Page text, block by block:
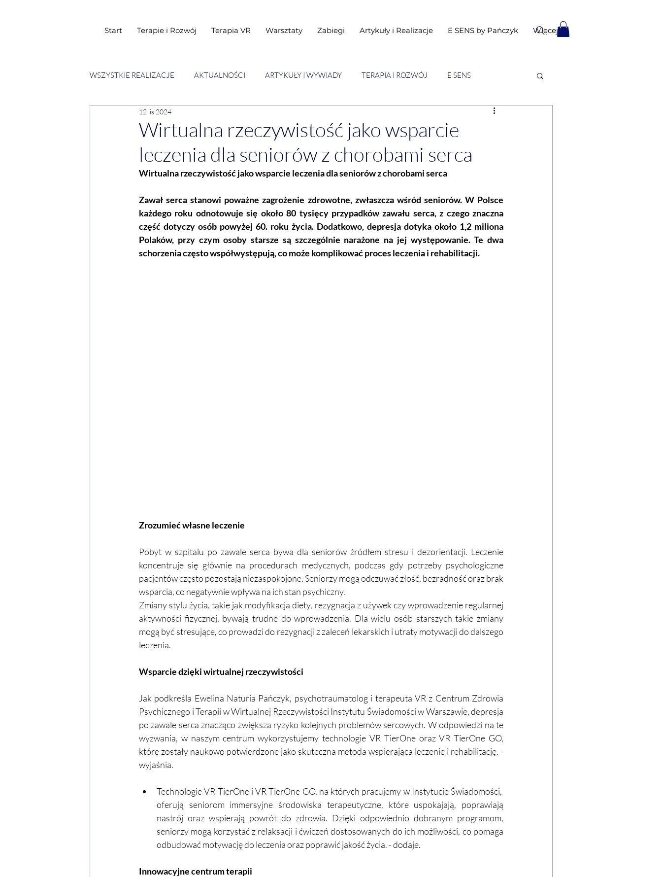
Start Terapie i Rozwój Terapia VR Warsztaty Zabiegi Artykuły i Realizacje E SENS by Pańczyk Więcej
WSZYSTKIE REALIZACJE AKTUALNOŚCI ARTYKUŁY I WYWIADY TERAPIA I ROZWÓJ E SENS
SESJE ESENCJI CHWIL
Wirtualna rzeczywistość jako wsparcie
leczenia dla seniorów z chorobami serca
12 lis 2024
Wirtualna rzeczywistość jako wsparcie leczenia dla seniorów z chorobami serca
Zawał serca stanowi poważne zagrożenie zdrowotne, zwłaszcza wśród seniorów. W Polsce
każdego roku odnotowuje się około 80 tysięcy przypadków zawału serca, z czego znaczna
część dotyczy osób powyżej 60. roku życia. Dodatkowo, depresja dotyka około 1,2 miliona
Polaków, przy czym osoby starsze są szczególnie narażone na jej występowanie. Te dwa
schorzenia często współwystępują, co może komplikować proces leczenia i rehabilitacji.
Zrozumieć własne leczenie
Pobyt w szpitalu po zawale serca bywa dla seniorów źródłem stresu i dezorientacji. Leczenie
koncentruje się głównie na procedurach medycznych, podczas gdy potrzeby psychologiczne
pacjentów często pozostają niezaspokojone. Seniorzy mogą odczuwać złość, bezradność oraz brak
wsparcia, co negatywnie wpływa na ich stan psychiczny.
Zmiany stylu życia, takie jak modyfikacja diety, rezygnacja z używek czy wprowadzenie regularnej
aktywności fizycznej, bywają trudne do wprowadzenia. Dla wielu osób starszych takie zmiany
mogą być stresujące, co prowadzi do rezygnacji z zaleceń lekarskich i utraty motywacji do dalszego
leczenia.
Wsparcie dzięki wirtualnej rzeczywistości
Jak podkreśla Ewelina Naturia Pańczyk, psychotraumatolog i terapeuta VR z Centrum Zdrowia
Psychicznego i Terapii w Wirtualnej Rzeczywistości Instytutu Świadomości w Warszawie, depresja
po zawale serca znacząco zwiększa ryzyko kolejnych problemów sercowych. W odpowiedzi na te
wyzwania, w naszym centrum wykorzystujemy technologie VR TierOne oraz VR TierOne GO,
które zostały naukowo potwierdzone jako skuteczna metoda wspierająca leczenie i rehabilitację. -
wyjaśnia.
Technologie VR TierOne i VR TierOne GO, na których pracujemy w Instytucie Świadomości,
oferują seniorom immersyjne środowiska terapeutyczne, które uspokajają, poprawiają
nastrój oraz wspierają powrót do zdrowia. Dzięki odpowiednio dobranym programom,
seniorzy mogą korzystać z relaksacji i ćwiczeń dostosowanych do ich możliwości, co pomaga
odbudować motywację do leczenia oraz poprawić jakość życia. - dodaje.
Innowacyjne centrum terapii